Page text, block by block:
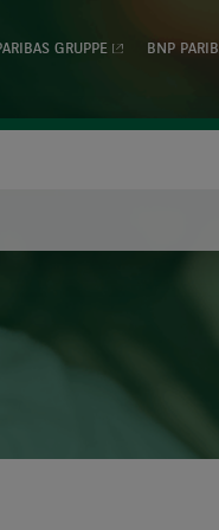
GRUPPE BNP